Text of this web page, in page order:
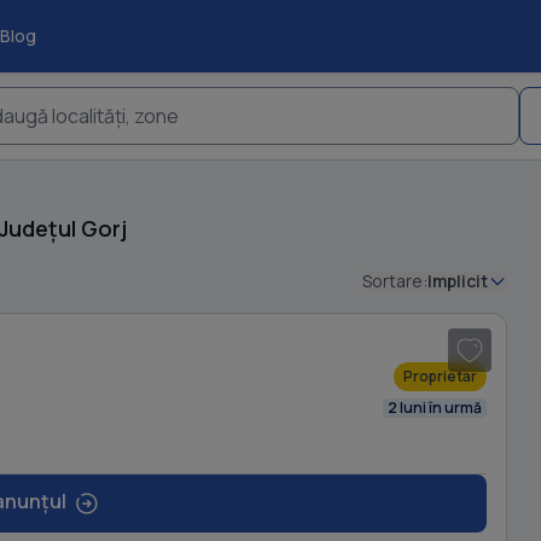
Blog
localități, zone
Gorj
Sortare:Implicit
1
/ 16
Proprietar
2 luni în urmă